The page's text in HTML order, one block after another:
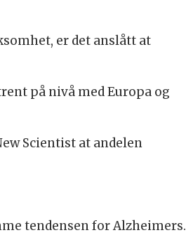
er det anslått at
på nivå med Europa og
Scientist at andelen
tendensen for Alzheimers.